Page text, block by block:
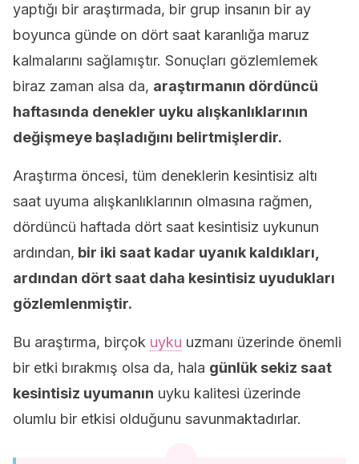
yaptığı bir araştırmada, bir grup insanın bir ay
boyunca günde on dört saat karanlığa maruz
kalmalarını sağlamıştır. Sonuçları gözlemlemek
biraz zaman alsa da, araştırmanın dördüncü
haftasında denekler uyku alışkanlıklarının
değişmeye başladığını belirtmişlerdir.
Araştırma öncesi, tüm deneklerin kesintisiz altı
saat uyuma alışkanlıklarının olmasına rağmen,
dördüncü haftada dört saat kesintisiz uykunun
ardından, bir iki saat kadar uyanık kaldıkları,
ardından dört saat daha kesintisiz uyudukları
gözlemlenmiştir.
Bu araştırma, birçok uyku uzmanı üzerinde önemli
bir etki bırakmış olsa da, hala günlük sekiz saat
kesintisiz uyumanın uyku kalitesi üzerinde
olumlu bir etkisi olduğunu savunmaktadırlar.